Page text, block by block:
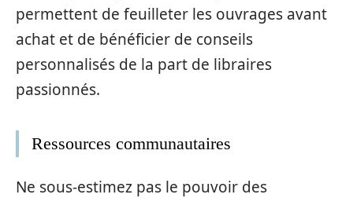
permettent de feuilleter les ouvrages avant
achat et de bénéficier de conseils
personnalisés de la part de libraires
passionnés.
Ressources communautaires
Ne sous-estimez pas le pouvoir des